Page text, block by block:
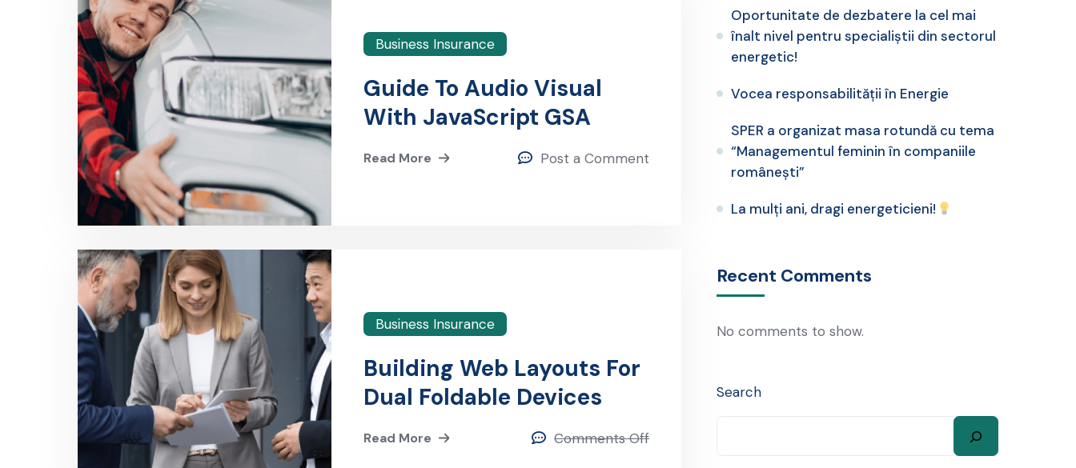
Business Insurance
Guide To Audio Visual
With JavaScript GSA
Read More Post a Comment
Business Insurance
Building Web Layouts For
Dual Foldable Devices
Read More Comments Off
Oportunitate de dezbatere la cel mai
înalt nivel pentru specialiștii din sectorul
energetic!
Vocea responsabilității în Energie
SPER a organizat masa rotundă cu tema
“Managementul feminin în companiile
românești”
La mulți ani, dragi energeticieni!
Recent Comments
No comments to show.
Search